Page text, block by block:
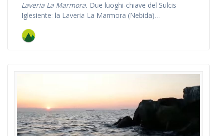
Laveria La Marmora. Due luoghi-chiave del Sulcis
Iglesiente: la Laveria La Marmora (Nebida)…